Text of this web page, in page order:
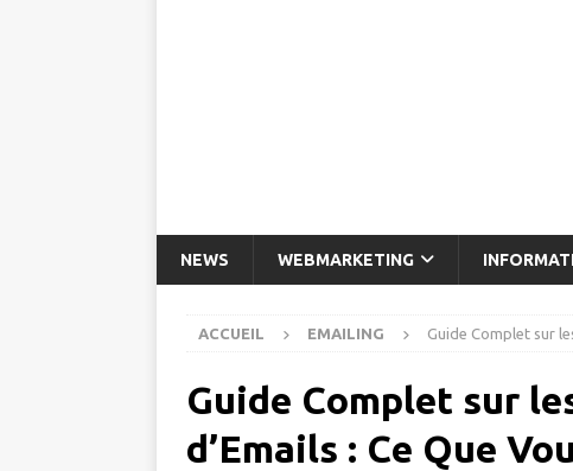
NEWS WEBMARKETING
ACCUEIL EMAILING Guide Complet sur
Guide Complet sur
d’Emails : Ce Que